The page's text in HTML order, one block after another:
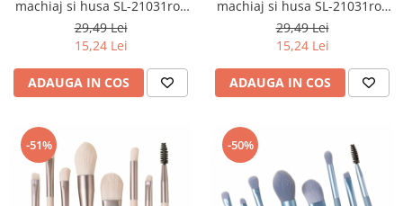
Bustiere
Chiloți clasici
Chiloți tanga
Halate
Maiouri
Pret unic 9.99 Lei
Seturi și Compleuri
machiaj si husa SL-21031roz
inchis
29,49 Lei
15,24 Lei
ADAUGA IN COS
machiaj si husa SL-21031roz
deschis
29,49 Lei
15,24 Lei
ADAUGA IN COS
-51% -50%